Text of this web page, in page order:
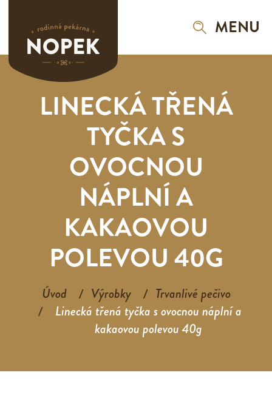
MENU
LINECKÁ TŘENÁ
TYČKA S
OVOCNOU
NÁPLNÍ A
KAKAOVOU
POLEVOU 40G
Úvod Výrobky
Trvanlivé pečivo
Linecká třená tyčka s ovocnou náplní a
kakaovou polevou 40g